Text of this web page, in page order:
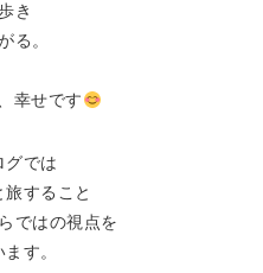
き
る。
幸せです
グでは
すること
ではの視点を
す。